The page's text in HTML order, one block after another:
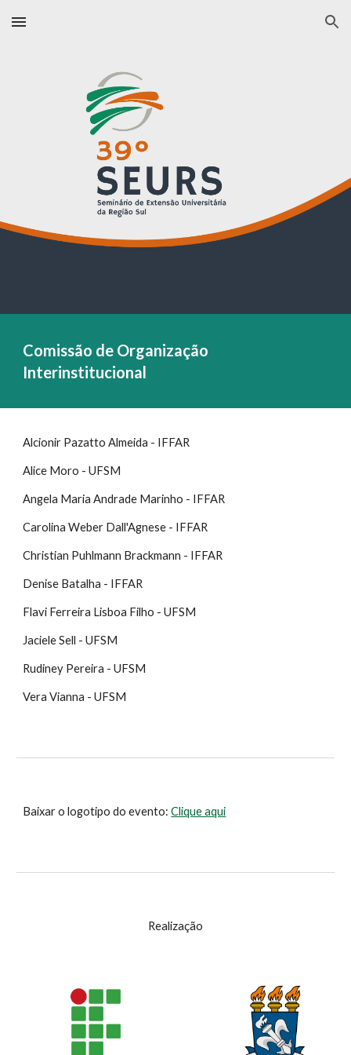
Skip to main content Skip to navigation
Comissão de Organização
Interinstitucional
Alcionir Pazatto Almeida - IFFAR
Alice Moro - UFSM
Angela Maria Andrade Marinho - IFFAR
Carolina Weber Dall'Agnese - IFFAR
Christian Puhlmann Brackmann - IFFAR
Denise Batalha - IFFAR
Flavi Ferreira Lisboa Filho - UFSM
Jaciele Sell - UFSM
Rudiney Pereira - UFSM
Vera Vianna - UFSM
Baixar o logotipo do evento: Clique aqui
Realização